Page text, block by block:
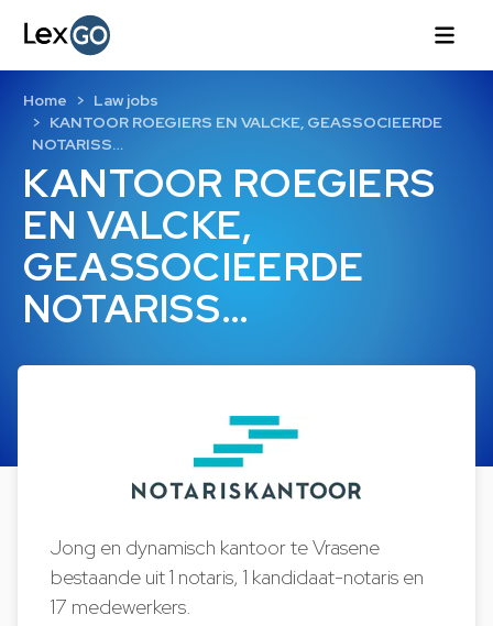
KANTOOR ROEGIERS
EN VALCKE,
GEASSOCIEERDE
NOTARISS…
Home
Law jobs
KANTOOR ROEGIERS EN VALCKE, GEASSOCIEERDE
NOTARISS…
Jong en dynamisch kantoor te Vrasene
bestaande uit 1 notaris, 1 kandidaat-notaris en
17 medewerkers.